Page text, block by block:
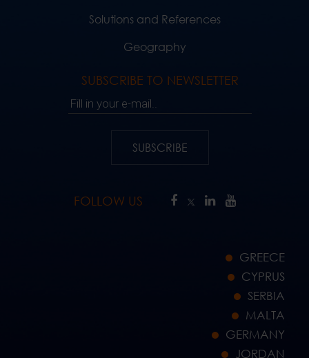
Solutions and References
Geography
SUBSCRIBE TO NEWSLETTER
Fill in your e-mail..
SUBSCRIBE
FOLLOW US
GREECE
CYPRUS
SERBIA
MALTA
GERMANY
JORDAN